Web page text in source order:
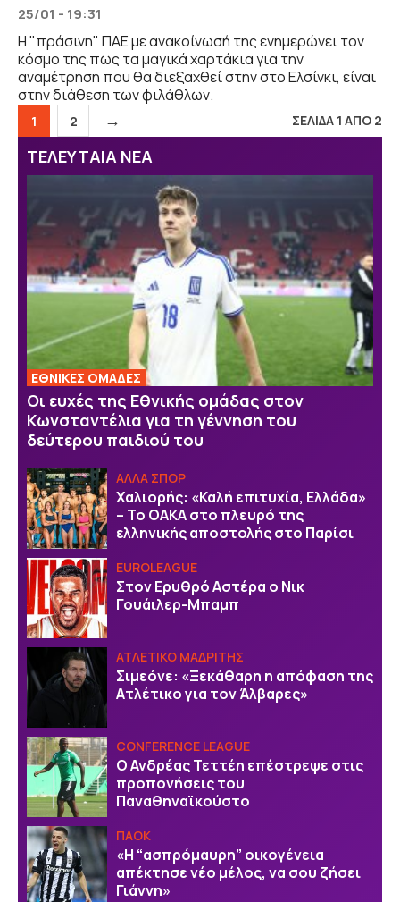
25/01 - 19:31
Η "πράσινη" ΠΑΕ με ανακοίνωσή της ενημερώνει τον
κόσμο της πως τα μαγικά χαρτάκια για την
αναμέτρηση που θα διεξαχθεί στην στο Ελσίνκι, είναι
στην διάθεση των φιλάθλων.
Σελίδα
1 Σελίδα
2 → ΣΕΛΙΔΑ 1 ΑΠΟ 2
ΤΕΛΕΥΤΑΙΑ ΝΕΑ
ΕΘΝΙΚΕΣ ΟΜΑΔΕΣ
Οι ευχές της Εθνικής ομάδας στον
Κωνσταντέλια για τη γέννηση του
δεύτερου παιδιού του
ΑΛΛΑ ΣΠΟΡ
Χαλιορής: «Καλή επιτυχία, Ελλάδα»
– Το ΟΑΚΑ στο πλευρό της
ελληνικής αποστολής στο Παρίσι
EUROLEAGUE
Στον Ερυθρό Αστέρα ο Νικ
Γουάιλερ-Μπαμπ
ΑΤΛΕΤΙΚΟ ΜΑΔΡΙΤΗΣ
Σιμεόνε: «Ξεκάθαρη η απόφαση της
Ατλέτικο για τον Άλβαρες»
CONFERENCE LEAGUE
Ο Ανδρέας Τεττέη επέστρεψε στις
προπονήσεις του
Παναθηναϊκούστο
ΠΑΟΚ
«Η “ασπρόμαυρη” οικογένεια
απέκτησε νέο μέλος, να σου ζήσει
Γιάννη»